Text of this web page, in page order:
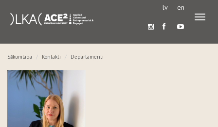
lv en
Sākumlapa Kontakti Departamenti